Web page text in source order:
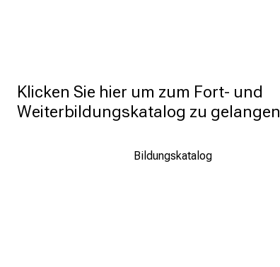
Klicken Sie hier um zum Fort- und
Weiterbildungskatalog zu gelangen
Bildungskatalog